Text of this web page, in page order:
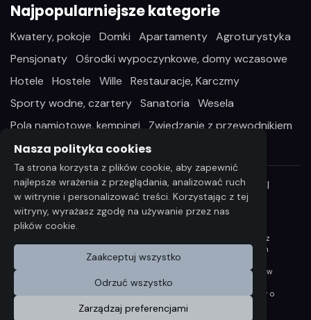
Najpopularniejsze kategorie
Kwatery, pokoje Domki Apartamenty Agroturystyka
Pensjonaty Ośrodki wypoczynkowe, domy wczasowe
Hotele
Hostele Wille
Restauracje, Karczmy
Sporty wodne, czartery Sanatoria
Wesela
Pola namiotowe, kempingi
Zwiedzanie z przewodnikiem
Wszelkie prawa zastrzeżone ©2026 StayIn.pl
Wszelkie informacje i dane zawarta na niniejszej stronie
internetowej podlegają ochronie praw autorskich, zgodnie z
ustawą z dnia 4 lutego 1994 r. o Prawie autorskim i prawach
pokrewnych (Dz. U. 2006 Nr 90 poz. 631 z późn. zm.).
Wykorzystywanie danych lub materiałów z niniejszej strony w
jakichkolwiek celu wymaga każdorazowo pisemnej zgody
Compri W razie zapotrzebowania na w/w materiały prosimy o
kontakt na wskazany adres: bok@stayin.pl
Nasza polityka cookies
Ta strona korzysta z plików cookie, aby zapewnić
najlepsze wrażenia z przeglądania, analizować ruch
w witrynie i personalizować treści. Korzystając z tej
witryny, wyrażasz zgodę na używanie przez nas
plików cookie.
Zaakceptuj wszystko
Odrzuć wszystko
Zarządzaj preferencjami